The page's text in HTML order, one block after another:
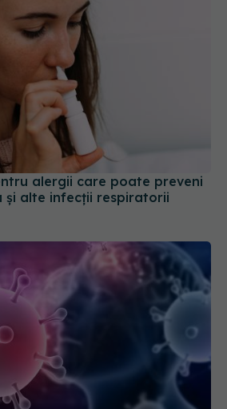
alergii care poate preveni
și alte infecții respiratorii
și umflături în creier la
COVID